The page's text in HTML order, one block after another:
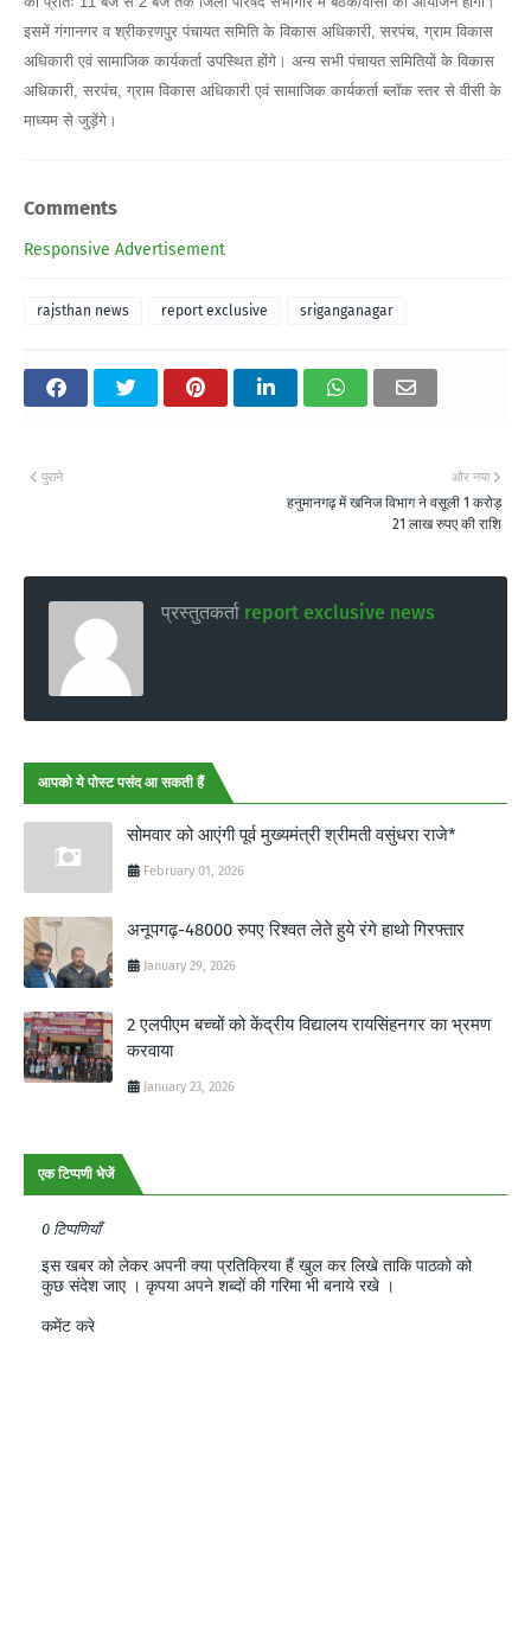
इसमें गंगानगर व श्रीकरणपुर पंचायत समिति के विकास अधिकारी, सरपंच, ग्राम विकास
अधिकारी एवं सामाजिक कार्यकर्ता उपस्थित होंगे। अन्य सभी पंचायत समितियों के विकास
अधिकारी, सरपंच, ग्राम विकास अधिकारी एवं सामाजिक कार्यकर्ता ब्लॉक स्तर से वीसी के
माध्यम से जुड़ेंगे।
Comments
Responsive Advertisement
rajsthan news report exclusive sriganganagar
और नया
हनुमानगढ़ में खनिज विभाग ने वसूली 1 करोड़
21 लाख रुपए की राशि
पुराने
प्रस्तुतकर्ता report exclusive news
आपको ये पोस्ट पसंद आ सकती हैं
सोमवार को आएंगी पूर्व मुख्यमंत्री श्रीमती वसुंधरा राजे*
February 01, 2026
अनूपगढ़-48000 रुपए रिश्वत लेते हुये रंगे हाथो गिरफ्तार
January 29, 2026
2 एलपीएम बच्चों को केंद्रीय विद्यालय रायसिंहनगर का भ्रमण
करवाया
January 23, 2026
एक टिप्पणी भेजें
0 टिप्पणियाँ
इस खबर को लेकर अपनी क्या प्रतिक्रिया हैं खुल कर लिखे ताकि पाठको को
कुछ संदेश जाए । कृपया अपने शब्दों की गरिमा भी बनाये रखे ।
कमेंट करे